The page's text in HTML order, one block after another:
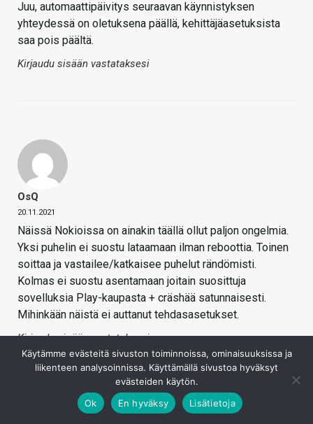
Juu, automaattipäivitys seuraavan käynnistyksen
yhteydessä on oletuksena päällä, kehittäjäasetuksista
saa pois päältä.
Kirjaudu sisään vastataksesi
OsQ
20.11.2021
Näissä Nokioissa on ainakin täällä ollut paljon ongelmia.
Yksi puhelin ei suostu lataamaan ilman reboottia. Toinen
soittaa ja vastailee/katkaisee puhelut rändömisti.
Kolmas ei suostu asentamaan joitain suosittuja
sovelluksia Play-kaupasta + cräshää satunnaisesti.
Mihinkään näistä ei auttanut tehdasasetukset.
Kirjaudu sisään vastataksesi
Käytämme evästeitä sivuston toiminnoissa, ominaisuuksissa ja
liikenteen analysoinnissa. Käyttämällä sivustoa hyväksyt
evästeiden käytön.
Ok
En hyväksy Lisätietoja